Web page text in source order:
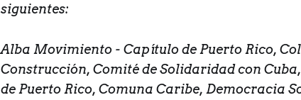
siguientes:
Alba Movimiento - Capítulo de Puerto Rico,
Construcción, Comité de Solidaridad con
de Puerto Rico, Comuna Caribe, Democracia